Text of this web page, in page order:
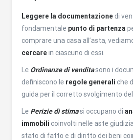
Leggere la documentazione di
fondamentale punto di partenza
comprare una casa all’asta,
cercarein ciascuno di essi.
Le Ordinanze di venditasono i
definiscono le regole generali che
guida per il corretto svolgimento
Le Perizie di stimasi occupano di
immobili coinvolti nelle aste
stato di fatto e di diritto dei beni